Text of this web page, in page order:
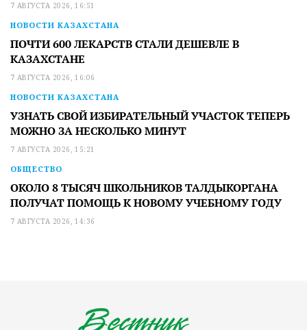
7 АВГУСТА 2026, 16:51
НОВОСТИ КАЗАХСТАНА
ПОЧТИ 600 ЛЕКАРСТВ СТАЛИ ДЕШЕВЛЕ В
КАЗАХСТАНЕ
7 АВГУСТА 2026, 16:06
НОВОСТИ КАЗАХСТАНА
УЗНАТЬ СВОЙ ИЗБИРАТЕЛЬНЫЙ УЧАСТОК ТЕПЕРЬ
МОЖНО ЗА НЕСКОЛЬКО МИНУТ
7 АВГУСТА 2026, 15:21
ОБЩЕСТВО
ОКОЛО 8 ТЫСЯЧ ШКОЛЬНИКОВ ТАЛДЫКОРГАНА
ПОЛУЧАТ ПОМОЩЬ К НОВОМУ УЧЕБНОМУ ГОДУ
7 АВГУСТА 2026, 14:36